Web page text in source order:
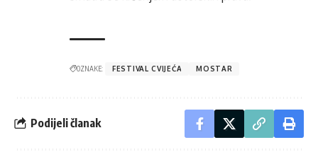
OZNAKE: FESTIVAL CVIJEĆA MOSTAR
Podijeli članak